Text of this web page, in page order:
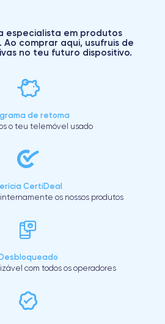
especialista em produtos
comprar aqui, usufruis de
no teu futuro dispositivo.
de retoma
o teu telemóvel usado
CertiDeal
os nossos produtos
com todos os operadores